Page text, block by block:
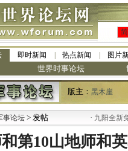
即时新闻 热点新闻 图片
世界时事论坛
版主： 黑木崖
事论坛 > 发帖 九阳全新免清
第10山地师和